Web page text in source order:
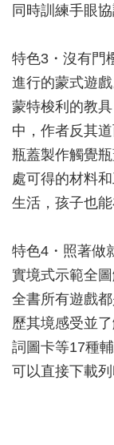
同時訓練手眼
特色3・沒有門
進行的蒙式遊戲
蒙特梭利的教
中，作者反其
瓶蓋製作觸覺
處可得的材料
生活，孩子也
特色4・照著做
實境式示範全圖
全書所有遊戲
歷其境感受並
詞圖卡等17種
可以直接下載列